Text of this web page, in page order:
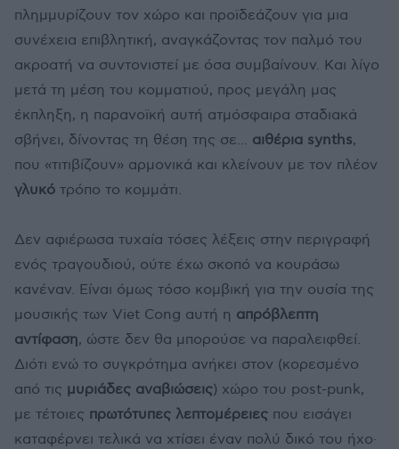
πλημμυρίζουν τον χώρο και προϊδεάζουν για μια
συνέχεια επιβλητική, αναγκάζοντας τον παλμό του
ακροατή να συντονιστεί με όσα συμβαίνουν. Και λίγο
μετά τη μέση του κομματιού, προς μεγάλη μας
έκπληξη, η παρανοϊκή αυτή ατμόσφαιρα σταδιακά
σβήνει, δίνοντας τη θέση της σε... αιθέρια synths,
που «τιτιβίζουν» αρμονικά και κλείνουν με τον πλέον
γλυκό τρόπο το κομμάτι.
Δεν αφιέρωσα τυχαία τόσες λέξεις στην περιγραφή
ενός τραγουδιού, ούτε έχω σκοπό να κουράσω
κανέναν. Είναι όμως τόσο κομβική για την ουσία της
μουσικής των Viet Cong αυτή η απρόβλεπτη
αντίφαση, ώστε δεν θα μπορούσε να παραλειφθεί.
Διότι ενώ το συγκρότημα ανήκει στον (κορεσμένο
από τις μυριάδες αναβιώσεις) χώρο του post-punk,
με τέτοιες πρωτότυπες λεπτομέρειες που εισάγει
καταφέρνει τελικά να χτίσει έναν πολύ δικό του ήχο·